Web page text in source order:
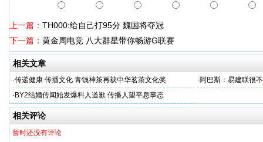
上一篇： TH000:给自己打95分 魏国将夺冠
下一篇： 黄金周电竞 八大群星带你畅游G联赛
相关文章
·传递健康 传播文化 青钱神茶再获中华茗茶文化奖 ·阿巴斯：易建联很
· BY2结婚传闻始发爆料人道歉 传播人望平息事态
相关评论
暂时还没有评论